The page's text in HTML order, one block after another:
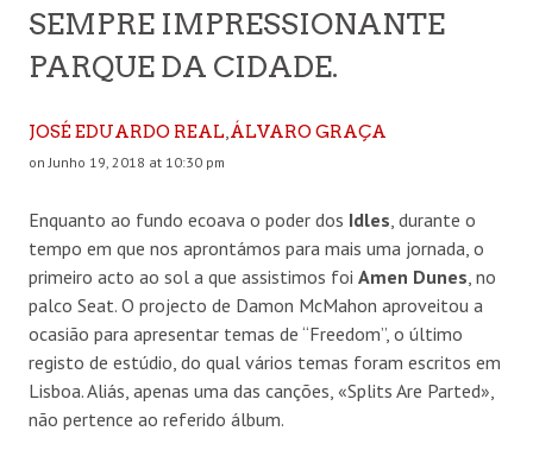
SEMPRE IMPRESSIONANTE
PARQUE DA CIDADE.
JOSÉ EDUARDO REAL ÁLVARO GRAÇA
on Junho 19, 2018 at 10:30 pm
Enquanto ao fundo ecoava o poder dos Idles , durante o
tempo em que nos aprontámos para mais uma jornada, o
primeiro acto ao sol a que assistimos foi Amen Dunes , no
palco Seat. O projecto de Damon McMahon aproveitou a
ocasião para apresentar temas de “Freedom”, o último
registo de estúdio, do qual vários temas foram escritos em
Lisboa. Aliás, apenas uma das canções, «Splits Are Parted»,
não pertence ao referido álbum.